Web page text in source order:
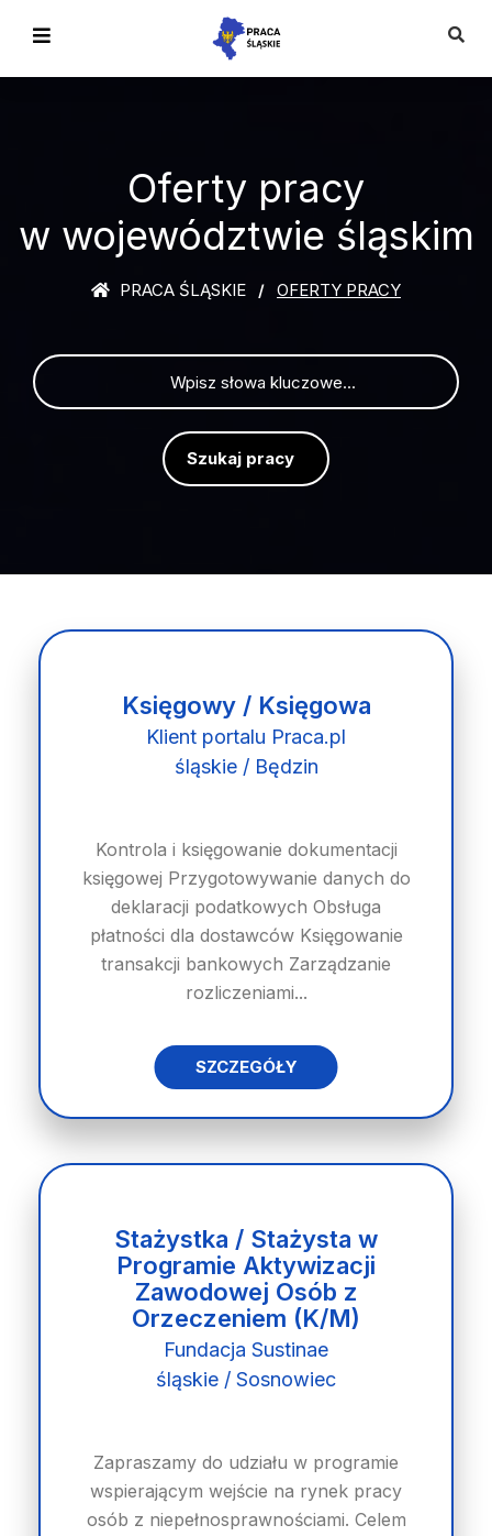
Oferty pracy
w województwie śląskim
PRACA ŚLĄSKIE OFERTY PRACY
Księgowy / Księgowa
Klient portalu Praca.pl
śląskie / Będzin
Kontrola i księgowanie dokumentacji
księgowej Przygotowywanie danych do
deklaracji podatkowych Obsługa
płatności dla dostawców Księgowanie
transakcji bankowych Zarządzanie
rozliczeniami...
SZCZEGÓŁY
Stażystka / Stażysta w
Programie Aktywizacji
Zawodowej Osób z
Orzeczeniem (K/M)
Fundacja Sustinae
śląskie / Sosnowiec
Zapraszamy do udziału w programie
wspierającym wejście na rynek pracy
osób z niepełnosprawnościami. Celem